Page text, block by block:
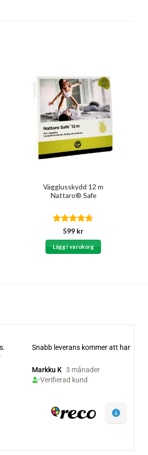
Vägglusskydd 12 m
Nattaro® Safe
Betygsatt
4.67av 5
599 kr
Lägg i varukorg